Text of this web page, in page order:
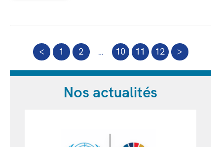
< 1 2 … 10 11 12 >
Nos actualités